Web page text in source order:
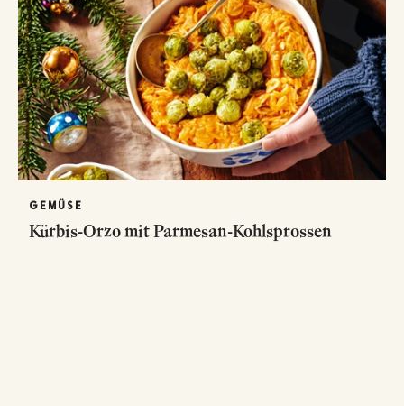
GEMÜSE
Kürbis-Orzo mit Parmesan-Kohlsprossen